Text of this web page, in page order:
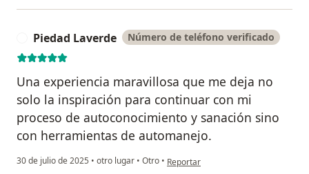
Piedad Laverde Número de teléfono verificado
Una experiencia maravillosa que me deja no
solo la inspiración para continuar con mi
proceso de autoconocimiento y sanación sino
con herramientas de automanejo.
30 de julio de 2025 • otro lugar • Otro • en opinión del usuario Piedad
Reportar